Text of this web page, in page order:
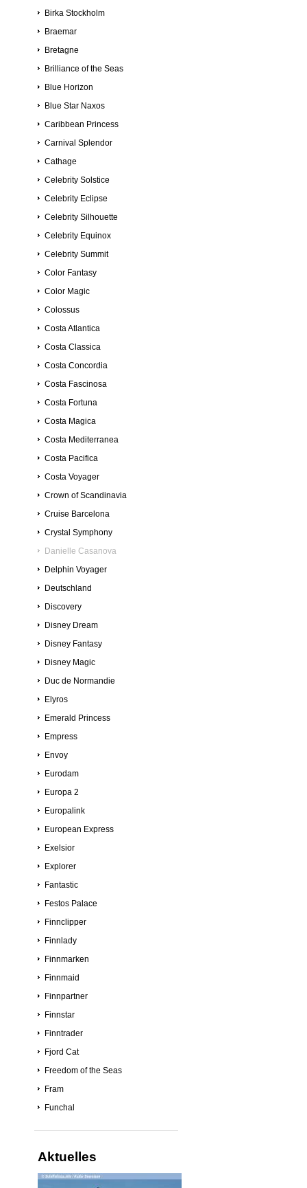
Birka Stockholm
Braemar
Bretagne
Brilliance of the Seas
Blue Horizon
Blue Star Naxos
Caribbean Princess
Carnival Splendor
Cathage
Celebrity Solstice
Celebrity Eclipse
Celebrity Silhouette
Celebrity Equinox
Celebrity Summit
Color Fantasy
Color Magic
Colossus
Costa Atlantica
Costa Classica
Costa Concordia
Costa Fascinosa
Costa Fortuna
Costa Magica
Costa Mediterranea
Costa Pacifica
Costa Voyager
Crown of Scandinavia
Cruise Barcelona
Crystal Symphony
Danielle Casanova
Delphin Voyager
Deutschland
Discovery
Disney Dream
Disney Fantasy
Disney Magic
Duc de Normandie
Elyros
Emerald Princess
Empress
Envoy
Eurodam
Europa 2
Europalink
European Express
Exelsior
Explorer
Fantastic
Festos Palace
Finnclipper
Finnlady
Finnmarken
Finnmaid
Finnpartner
Finnstar
Finntrader
Fjord Cat
Freedom of the Seas
Fram
Funchal
Aktuelles